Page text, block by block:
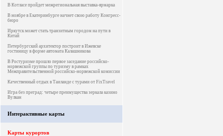
В Котласе пройдет межрегиональная выставка-ярмарка
В ноябре в Екатеринбурге начнет свою работу Конгресс-
бюро
Иркутск может стать транзитным городом на пути в
Китай
Петербургский архитектор построит в Ижевске
гостиницу в форме автомата Калашникова
В Ростуризме прошло первое заседание российско-
норвежской группы по туризму в рамках
Межправительственной российско-норвежской комиссии
Качественный отдых в Таиланде с турами от FixTravel
Игра без преград: четыре преимущества зеркала казино
Вулкан
Интерактивные карты
Карты курортов